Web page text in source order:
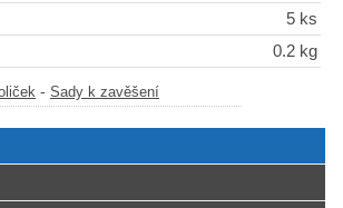
5 ks
0.2 kg
- Sady k zavěšení